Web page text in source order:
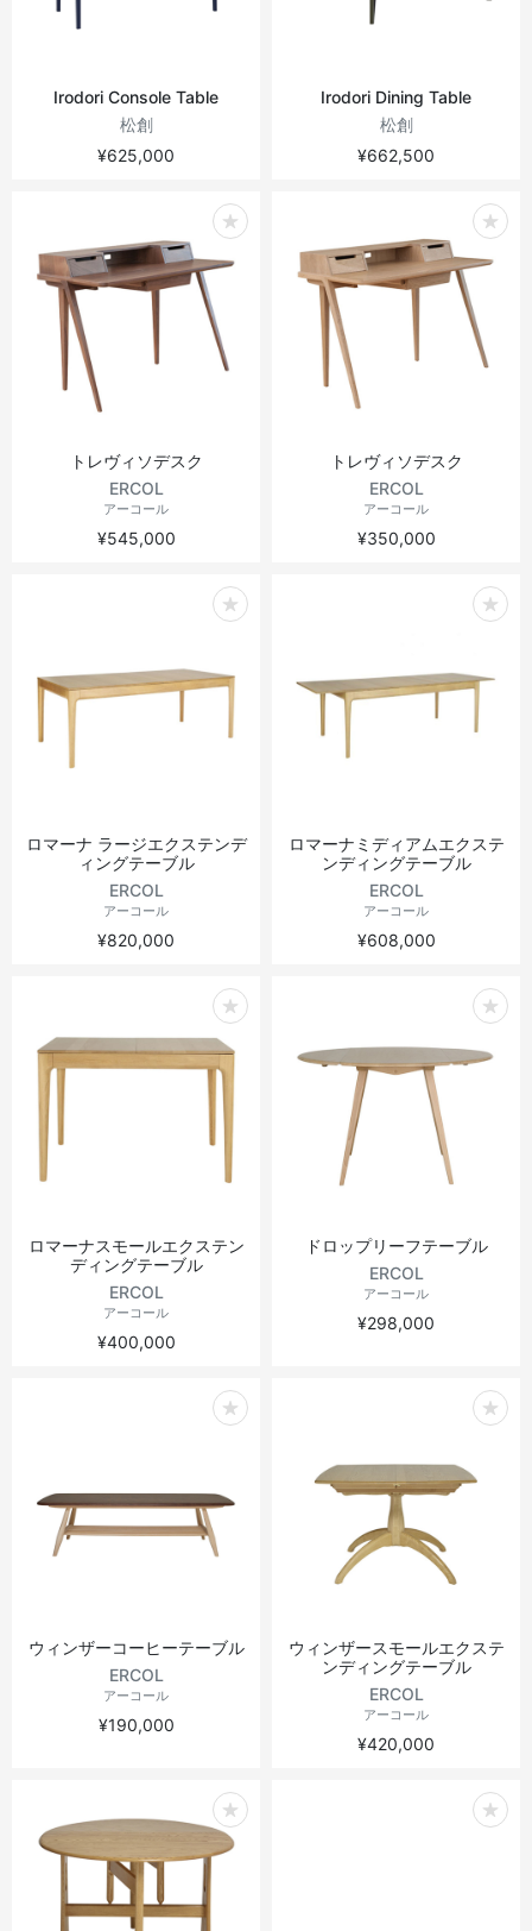
Irodori Console Table
松創
¥625,000
Irodori Dining Table
松創
¥662,500
トレヴィソデスク
ERCOL
アーコール
¥545,000
トレヴィソデスク
ERCOL
アーコール
¥350,000
ロマーナ ラージエクステンデ
ィングテーブル
ERCOL
アーコール
¥820,000
ロマーナミディアムエクステ
ンディングテーブル
ERCOL
アーコール
¥608,000
ロマーナスモールエクステン
ディングテーブル
ERCOL
アーコール
¥400,000
ドロップリーフテーブル
ERCOL
アーコール
¥298,000
ウィンザーコーヒーテーブル
ERCOL
アーコール
¥190,000
ウィンザースモールエクステ
ンディングテーブル
ERCOL
アーコール
¥420,000